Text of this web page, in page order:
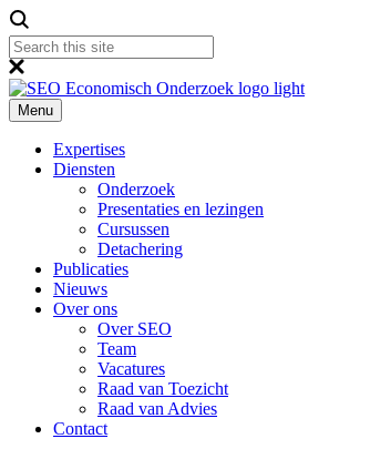
Menu
Expertises
Diensten
Onderzoek
Presentaties en lezingen
Cursussen
Detachering
Publicaties
Nieuws
Over ons
Over SEO
Team
Vacatures
Raad van Toezicht
Raad van Advies
Contact